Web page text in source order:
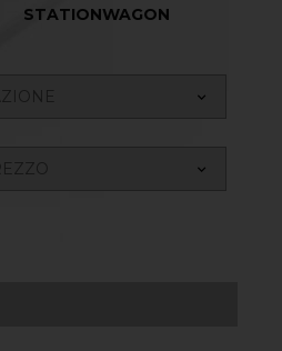
STATIONWAGON